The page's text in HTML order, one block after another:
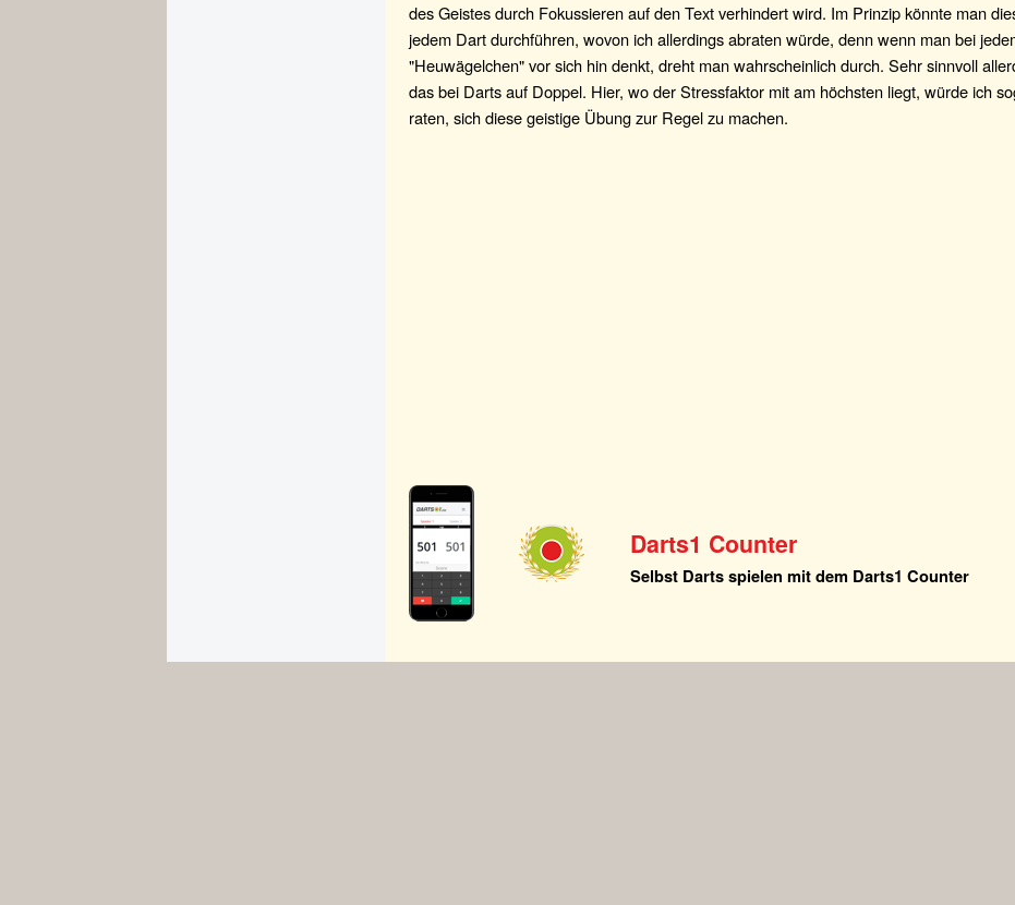
des Geistes durch Fokussieren auf den Text verhindert wird. Im Prinzip könnte man
jedem Dart durchführen, wovon ich allerdings abraten würde, denn wenn man bei
"Heuwägelchen" vor sich hin denkt, dreht man wahrscheinlich durch. Sehr sinnvoll
das bei Darts auf Doppel. Hier, wo der Stressfaktor mit am höchsten liegt, würde ich
raten, sich diese geistige Übung zur Regel zu machen.
Darts1 Counter
Selbst Darts spielen mit dem Darts1 Counter